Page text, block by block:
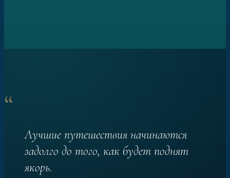
“
Лучшие путешествия начинаются
задолго до того, как будет поднят
якорь.